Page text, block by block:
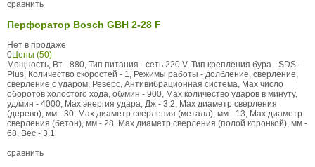
сравнить
Перфоратор Bosch GBH 2-28 F
Нет в продаже
0Цены (50)
Мощность, Вт - 880, Тип питания - сеть 220 V, Тип крепления бура - SDS-
Plus, Количество скоростей - 1, Режимы работы - долбление, сверление,
сверление с ударом, Реверс, Антивибрационная система, Max число
оборотов холостого хода, об/мин - 900, Max количество ударов в минуту,
уд/мин - 4000, Max энергия удара, Дж - 3.2, Max диаметр сверления
(дерево), мм - 30, Max диаметр сверления (металл), мм - 13, Max диаметр
сверления (бетон), мм - 28, Max диаметр сверления (полой коронкой), мм -
68, Вес - 3.1
сравнить